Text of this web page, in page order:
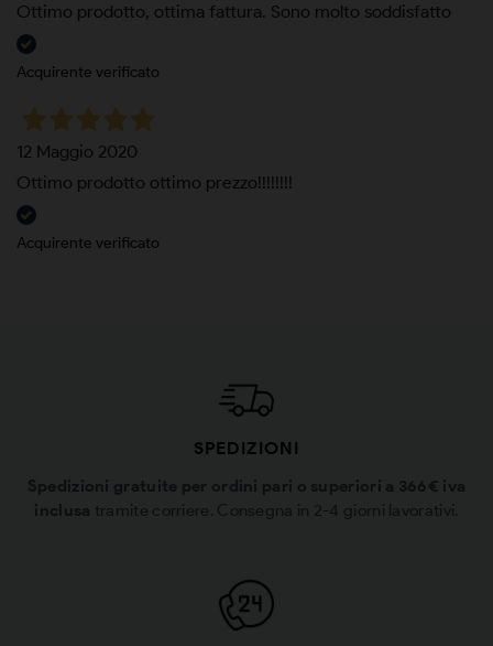
Ottimo prodotto, ottima fattura. Sono molto soddisfatto
Acquirente verificato
12 Maggio 2020
Ottimo prodotto ottimo prezzo!!!!!!!!
Acquirente verificato
SPEDIZIONI
Spedizioni gratuite per ordini pari o superiori a 366€ iva
inclusa tramite corriere. Consegna in 2-4 giorni lavorativi.